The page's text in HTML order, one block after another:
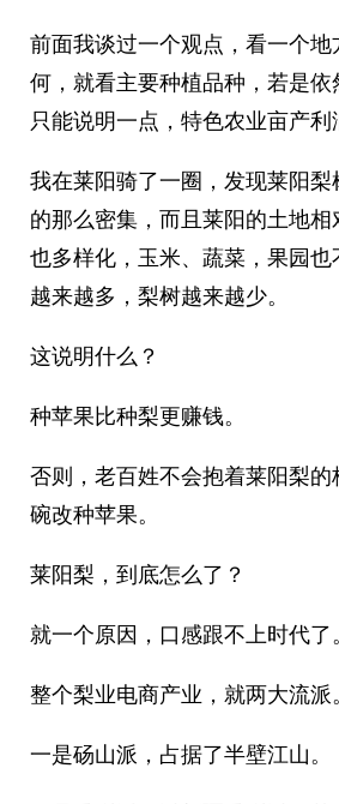
前面我谈过一个观点，看一个
何，就看主要种植品种，若是依
只能说明一点，特色农业亩产利
我在莱阳骑了一圈，发现莱阳
的那么密集，而且莱阳的土地
也多样化，玉米、蔬菜，果园
越来越多，梨树越来越少。
这说明什么？
种苹果比种梨更赚钱。
否则，老百姓不会抱着莱阳梨
碗改种苹果。
莱阳梨，到底怎么了？
就一个原因，口感跟不上时代了。
整个梨业电商产业，就两大流派。
一是砀山派，占据了半壁江山。